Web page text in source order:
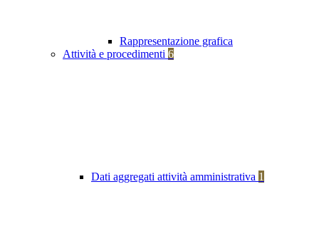
Rappresentazione grafica
Attività e procedimenti 6
Dati aggregati attività amministrativa 1